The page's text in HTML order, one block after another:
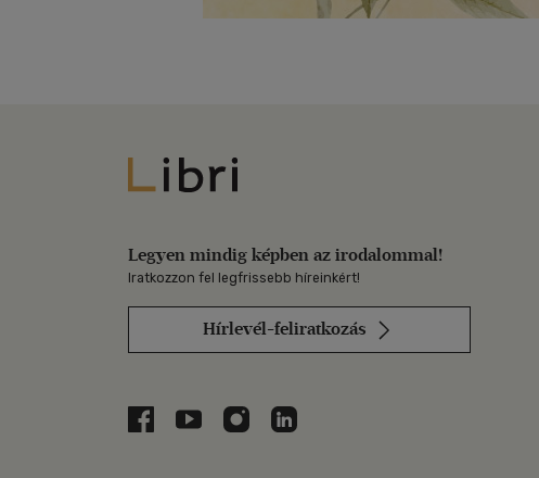
Libri
Legyen mindig képben az irodalommal!
Iratkozzon fel legfrissebb híreinkért!
Hírlevél-feliratkozás
Libri a Facebookon
Libri a Youtube-on
Libri az Instagramon
Libri a LinkedInen